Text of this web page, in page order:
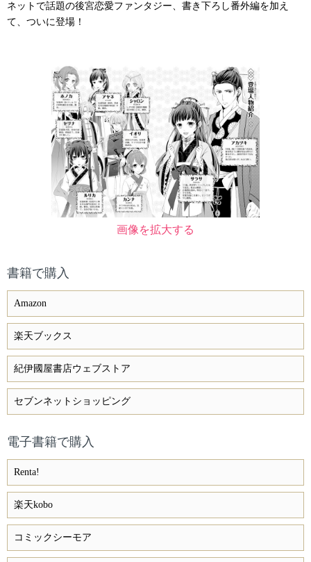
ネットで話題の後宮恋愛ファンタジー、書き下ろし番外編を加え
て、ついに登場！
画像を拡大する
書籍で購入
Amazon
楽天ブックス
紀伊國屋書店ウェブストア
セブンネットショッピング
電子書籍で購入
Renta!
楽天kobo
コミックシーモア